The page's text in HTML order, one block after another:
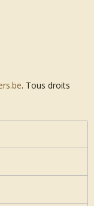
. Tous droits